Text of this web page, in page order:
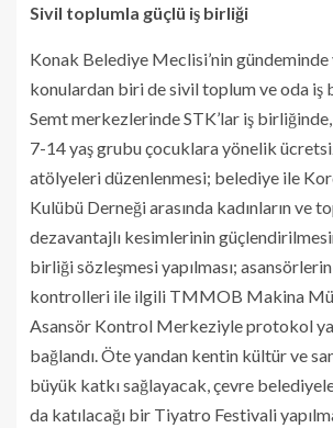
Sivil toplumla güçlü iş birliği
Konak Belediye Meclisi’nin gündeminde
konulardan biri de sivil toplum ve oda iş
Semt merkezlerinde STK’lar iş
7-14 yaş grubu çocuklara yönelik
atölyeleri düzenlenmesi; belediye ile
Kulübü Derneği arasında kadınların ve
dezavantajlı kesimlerinin
birliği sözleşmesi yapılması;
kontrolleri ile ilgili TMMOB Makina
Asansör Kontrol Merkeziyle protokol
bağlandı. Öte yandan kentin kültür ve
büyük katkı sağlayacak, çevre
da katılacağı bir Tiyatro Festivali